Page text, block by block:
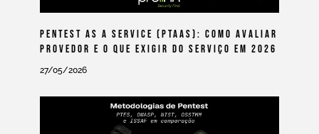
Pentest As A Service (PtaaS): Como Avaliar
Provedor E O Que Exigir Do Serviço Em 2026
27/05/2026